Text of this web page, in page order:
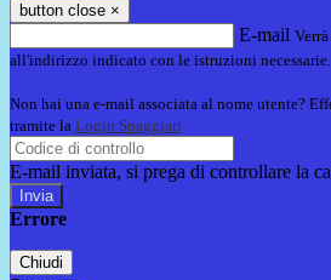
button close ×
E-mail
all'indirizzo indicato con le istruzioni necessarie.
Non hai una e-mail associata al nome utente?
tramite la Login Spaggiari
E-mail inviata, si prega di controllare la
Errore
Chiudi